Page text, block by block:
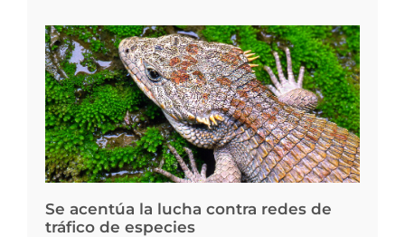
Se acentúa la lucha contra redes de
tráfico de especies